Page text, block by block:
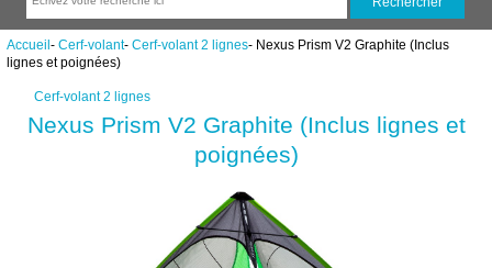
Accueil- Cerf-volant- Cerf-volant 2 lignes- Nexus Prism V2 Graphite (Inclus
lignes et poignées)
Cerf-volant 2 lignes
Nexus Prism V2 Graphite (Inclus lignes et
poignées)